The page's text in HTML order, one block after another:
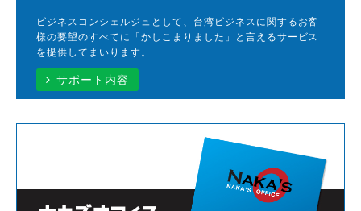
ビジネスコンシェルジュとして、台湾ビジネスに関するお客
様の要望のすべてに「かしこまりました」と言えるサービス
を提供してまいります。
サポート内容